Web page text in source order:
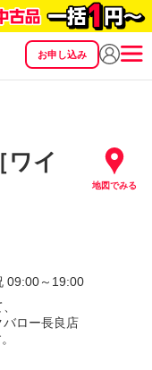
お申し込み
ワイ
地図でみる
09:00～19:00
ロー長良店